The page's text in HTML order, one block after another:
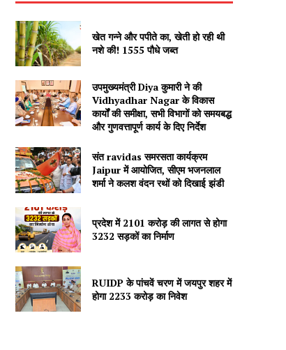
खेत गन्ने और पपीते का, खेती हो रही थी
नशे की! 1555 पौधे जब्त
उपमुख्यमंत्री Diya कुमारी ने की
Vidhyadhar Nagar के विकास
कार्यों की समीक्षा, सभी विभागों को समयबद्ध
और गुणवत्तापूर्ण कार्य के दिए निर्देश
संत ravidas समरसता कार्यक्रम
Jaipur में आयोजित, सीएम भजनलाल
शर्मा ने कलश वंदन रथों को दिखाई झंडी
प्रदेश में 2101 करोड़ की लागत से होगा
3232 सड़कों का निर्माण
RUIDP के पांचवें चरण में जयपुर शहर में
होगा 2233 करोड़ का निवेश